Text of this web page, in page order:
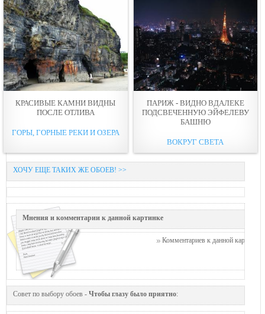
КРАСИВЫЕ КАМНИ ВИДНЫ
ПОСЛЕ ОТЛИВА
ГОРЫ, ГОРНЫЕ РЕКИ И ОЗЕРА
ПАРИЖ - ВИДНО ВДАЛЕКЕ
ПОДСВЕЧЕННУЮ ЭЙФЕЛЕВУ
БАШНЮ
ВОКРУГ СВЕТА
ХОЧУ ЕЩЕ ТАКИХ ЖЕ ОБОЕВ! >>
Мнения и комментарии к данной картинке
Комментариев к данной картинке
Совет по выбору обоев - Чтобы глазу было приятно: